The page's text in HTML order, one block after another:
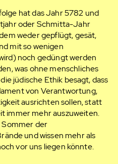
hat das Jahr 5782 und
oder Schmitta-Jahr
weder gepflügt, gesät,
mit so wenigen
noch gedüngt werden
was ohne menschliches
jüdische Ethik besagt, dass
von Verantwortung,
ausrichten sollen, statt
immer mehr auszuweiten.
Sommer der
und wissen mehr als
vor uns liegen könnte.